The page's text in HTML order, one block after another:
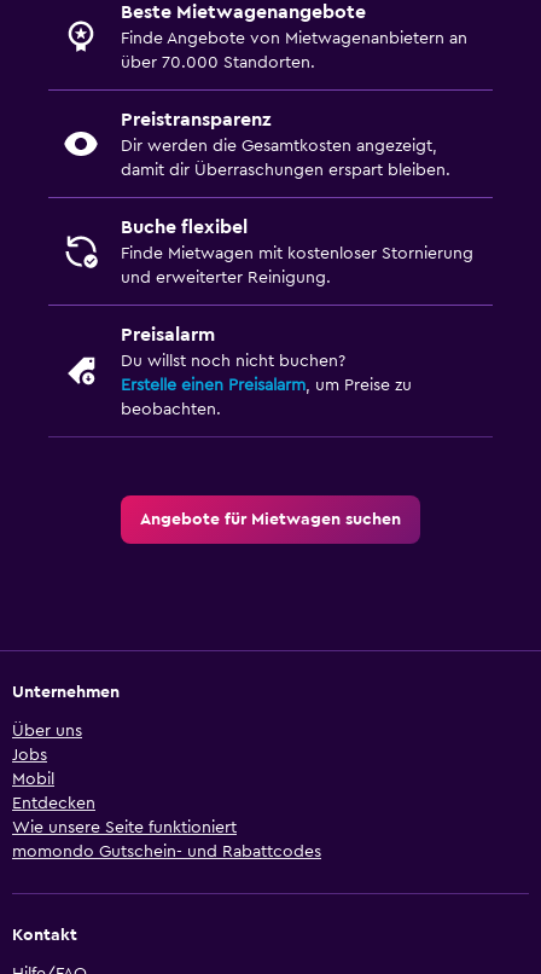
Beste Mietwagenangebote
Finde Angebote von Mietwagenanbietern an
über 70.000 Standorten.
Preistransparenz
Dir werden die Gesamtkosten angezeigt,
damit dir Überraschungen erspart bleiben.
Buche flexibel
Finde Mietwagen mit kostenloser Stornierung
und erweiterter Reinigung.
Preisalarm
Du willst noch nicht buchen?
Erstelle einen Preisalarm, um Preise zu
beobachten.
Angebote für Mietwagen suchen
Unternehmen
Über uns
Jobs
Mobil
Entdecken
Wie unsere Seite funktioniert
momondo Gutschein- und Rabattcodes
Kontakt